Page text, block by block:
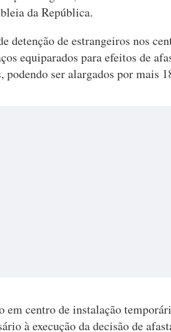
da República.
detenção de estrangeiros nos
equiparados para efeitos de
podendo ser alargados por mais
em centro de instalação
à execução da decisão de